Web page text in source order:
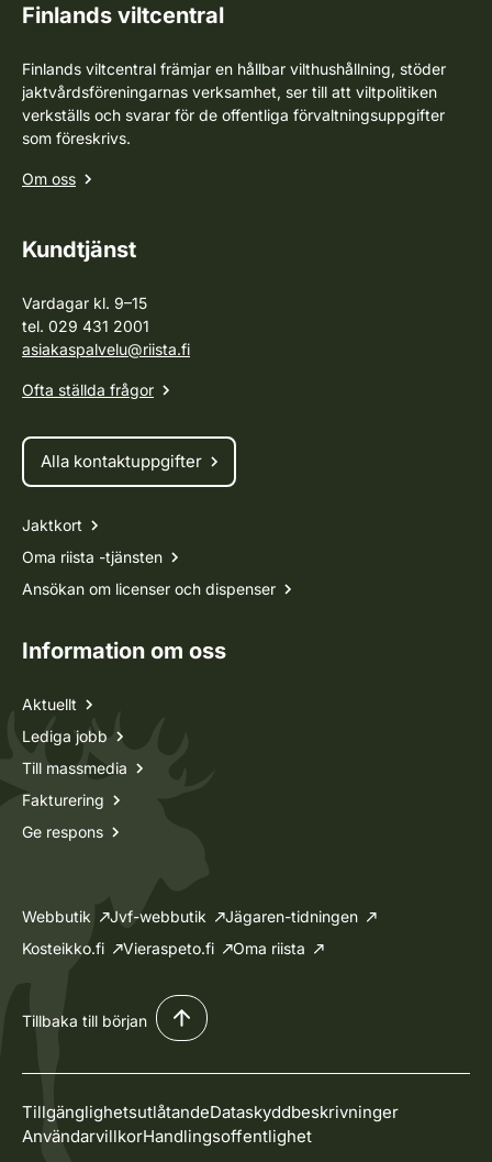
Finlands viltcentral
Finlands viltcentral främjar en hållbar vilthushållning, stöder
jaktvårdsföreningarnas verksamhet, ser till att viltpolitiken
verkställs och svarar för de offentliga förvaltningsuppgifter
som föreskrivs.
Om oss
Kundtjänst
Vardagar kl. 9–15
tel. 029 431 2001
asiakaspalvelu@riista.fi
Ofta ställda frågor
Alla kontaktuppgifter
Jaktkort
Oma riista -tjänsten
Ansökan om licenser och dispenser
Information om oss
Aktuellt
Lediga jobb
Till massmedia
Fakturering
Ge respons
Webbutik Jvf-webbutik
Jägaren-tidningen
Kosteikko.fi
Vieraspeto.fi Oma riista
Tillbaka till början
TillgänglighetsutlåtandeDataskyddbeskrivninger
AnvändarvillkorHandlingsoffentlighet